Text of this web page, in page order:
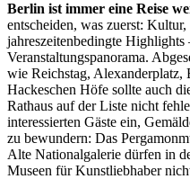
Berlin ist immer eine Reise
entscheiden, was zuerst:
jahreszeitenbedingte
Veranstaltungspanorama.
wie Reichstag, Alexanderplatz,
Hackeschen Höfe sollte auch
Rathaus auf der Liste nicht
interessierten Gäste ein,
zu bewundern: Das
Alte Nationalgalerie dürfen in
Museen für Kunstliebhaber